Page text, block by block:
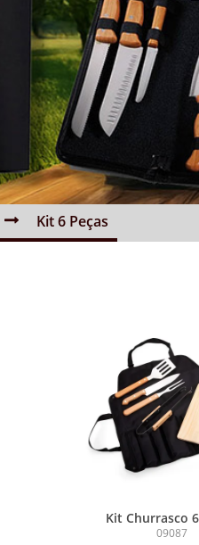
Kit 6 Peças
Kit Churrasco
09087